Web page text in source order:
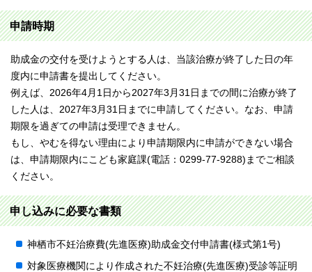
申請時期
助成金の交付を受けようとする人は、当該治療が終了した日の年
度内に申請書を提出してください。
例えば、2026年4月1日から2027年3月31日までの間に治療が終了
した人は、2027年3月31日までに申請してください。なお、申請
期限を過ぎての申請は受理できません。
もし、やむを得ない理由により申請期限内に申請ができない場合
は、申請期限内にこども家庭課(電話：0299-77-9288)までご相談
ください。
申し込みに必要な書類
神栖市不妊治療費(先進医療)助成金交付申請書(様式第1号)
対象医療機関により作成された不妊治療(先進医療)受診等証明